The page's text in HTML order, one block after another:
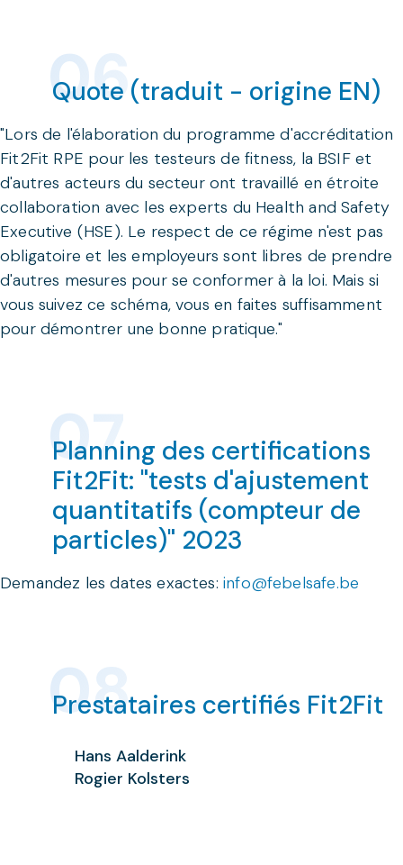
Quote (traduit - origine EN)
"Lors de l'élaboration du programme d'accréditation
Fit2Fit RPE pour les testeurs de fitness, la BSIF et
d'autres acteurs du secteur ont travaillé en étroite
collaboration avec les experts du Health and Safety
Executive (HSE). Le respect de ce régime n'est pas
obligatoire et les employeurs sont libres de prendre
d'autres mesures pour se conformer à la loi. Mais si
vous suivez ce schéma, vous en faites suffisamment
pour démontrer une bonne pratique."
Planning des certifications
Fit2Fit: "tests d'ajustement
quantitatifs (compteur de
particles)" 2023
Demandez les dates exactes:info@febelsafe.be
Prestataires certifiés Fit2Fit
Hans Aalderink
Rogier Kolsters